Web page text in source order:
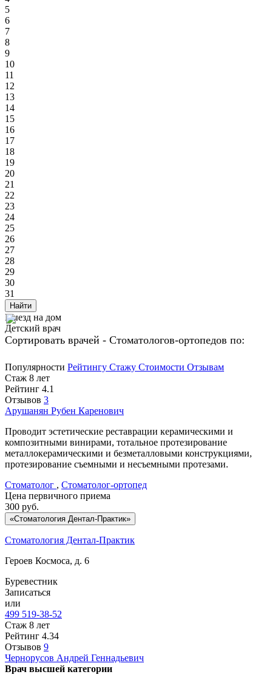
5
6
7
8
9
10
11
12
13
14
15
16
17
18
19
20
21
22
23
24
25
26
27
28
29
30
31
Найти
Выезд на дом
Детский врач
Сортировать врачей - Стоматологов-ортопедов по:
Популярности Рейтингу Стажу Стоимости Отзывам
Стаж 8 лет
Рейтинг 4.1
Отзывов 3
Арушанян Рубен Каренович
Проводит эстетические реставрации керамическими и
композитными винирами, тотальное протезирование
металлокерамическими и безметалловыми конструкциями,
протезирование съемными и несъемными протезами.
Стоматолог , Стоматолог-ортопед
Цена первичного приема
300 руб.
«Стоматология Дентал-Практик»
Стоматология Дентал-Практик
Героев Космоса, д. 6
Буревестник
Записаться
или
499 519-38-52
Стаж 8 лет
Рейтинг 4.34
Отзывов 9
Чернорусов Андрей Геннадьевич
Врач высшей категории